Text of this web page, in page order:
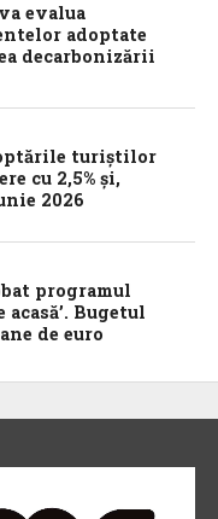
evalua
adoptate
decarbonizării
turiștilor
cu 2,5% și,
2026
programul
Bugetul
de euro